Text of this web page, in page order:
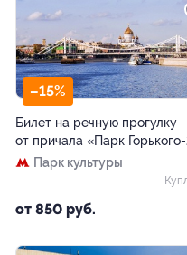
–15%
Билет на речную прогулку
от причала «Парк
Парк культуры
от 850 руб.